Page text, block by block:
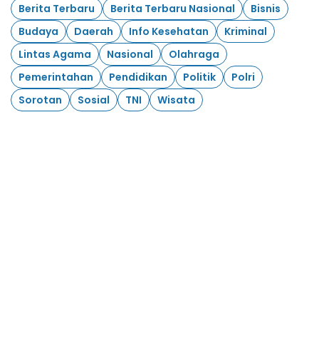
Berita Terbaru Berita Terbaru Nasional
Bisnis
Budaya
Daerah Info Kesehatan
Kriminal
Lintas Agama
Nasional
Olahraga
Pemerintahan
Pendidikan Politik
Polri
Sorotan
Sosial TNI Wisata